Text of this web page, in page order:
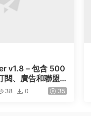
v1.8 – 包含 500
閱、廣告和聯盟
AI 目錄
38 0 35